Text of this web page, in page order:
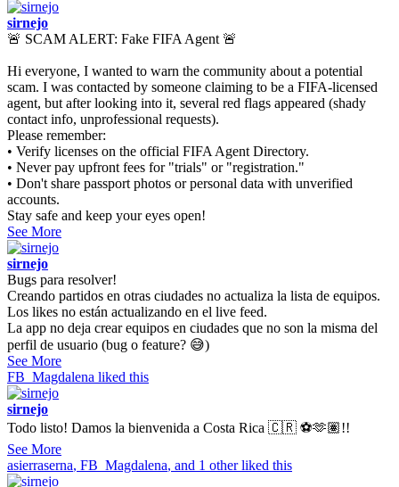
sirnejo
🚨 SCAM ALERT: Fake FIFA Agent 🚨
Hi everyone, I wanted to warn the community about a potential
scam. I was contacted by someone claiming to be a FIFA-licensed
agent, but after looking into it, several red flags appeared (shady
contact info, unprofessional requests).
Please remember:
• Verify licenses on the official FIFA Agent Directory.
• Never pay upfront fees for "trials" or "registration."
• Don't share passport photos or personal data with unverified
accounts.
Stay safe and keep your eyes open!
See More
sirnejo
Bugs para resolver!
Creando partidos en otras ciudades no actualiza la lista de equipos.
Los likes no están actualizando en el live feed.
La app no deja crear equipos en ciudades que no son la misma del
perfil de usuario (bug o feature? 😅)
See More
FB_Magdalena liked this
sirnejo
Todo listo! Damos la bienvenida a Costa Rica 🇨🇷 ⚽️🫶🏽!!
See More
asierraserna, FB_Magdalena, and 1 other liked this